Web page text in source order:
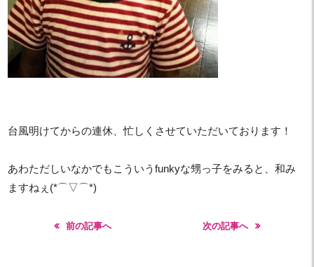
台風明けてからの連休、忙しくさせていただいております！
あわただしいなかでもこういうfunkyな甥っ子をみると、和み
ますねぇ(*⌒▽⌒*)
前の記事へ 次の記事へ